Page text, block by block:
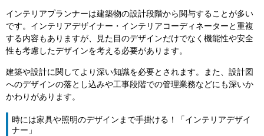
インテリアプランナーは建築物の設計段階から関与することが多い
です。インテリアデザイナー・インテリアコーディネーターと重複
する内容もありますが、見た目のデザインだけでなく機能性や安全
性も考慮したデザインを考える必要があります。
建築や設計に関してより深い知識を必要とされます。また、設計図
へのデザインの落とし込みや工事段階での管理業務などにも深いか
かわりがあります。
時には家具や照明のデザインまで手掛ける！「インテリアデザイ
ナー」